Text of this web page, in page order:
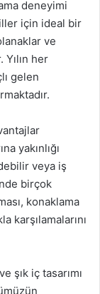
deneyimi
için ideal bir
ve
her
gelen
yakınlığı
veya iş
birçok
konaklama
karşılamalarını
şık iç tasarımı